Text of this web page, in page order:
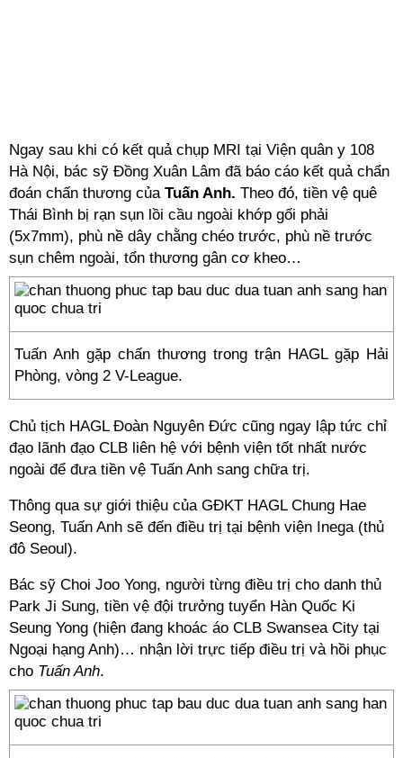
Ngay sau khi có kết quả chụp MRI tại Viện quân y 108
Hà Nội, bác sỹ Đồng Xuân Lâm đã báo cáo kết quả chẩn
đoán chấn thương của Tuấn Anh. Theo đó, tiền vệ quê
Thái Bình bị rạn sụn lồi cầu ngoài khớp gối phải
(5x7mm), phù nề dây chằng chéo trước, phù nề trước
sụn chêm ngoài, tổn thương gân cơ kheo…
Tuấn Anh gặp chấn thương trong trận HAGL gặp Hải
Phòng, vòng 2 V-League.
Chủ tịch HAGL Đoàn Nguyên Đức cũng ngay lập tức chỉ
đạo lãnh đạo CLB liên hệ với bệnh viện tốt nhất nước
ngoài để đưa tiền vệ Tuấn Anh sang chữa trị.
Thông qua sự giới thiệu của GĐKT HAGL Chung Hae
Seong, Tuấn Anh sẽ đến điều trị tại bệnh viện Inega (thủ
đô Seoul).
Bác sỹ Choi Joo Yong, người từng điều trị cho danh thủ
Park Ji Sung, tiền vệ đội trưởng tuyển Hàn Quốc Ki
Seung Yong (hiện đang khoác áo CLB Swansea City tại
Ngoại hạng Anh)… nhận lời trực tiếp điều trị và hồi phục
cho Tuấn Anh.